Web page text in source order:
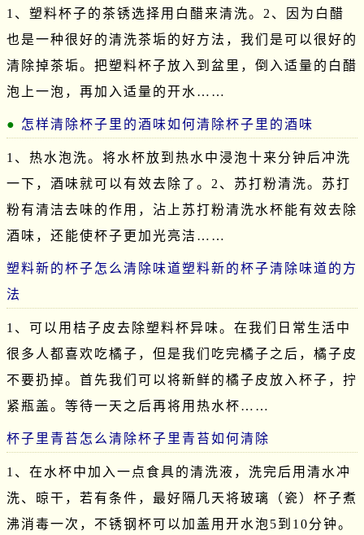
1、塑料杯子的茶锈选择用白醋来清洗。2、因为白醋
也是一种很好的清洗茶垢的好方法，我们是可以很好的
清除掉茶垢。把塑料杯子放入到盆里，倒入适量的白醋
泡上一泡，再加入适量的开水……
怎样清除杯子里的酒味如何清除杯子里的酒味
1、热水泡洗。将水杯放到热水中浸泡十来分钟后冲洗
一下，酒味就可以有效去除了。2、苏打粉清洗。苏打
粉有清洁去味的作用，沾上苏打粉清洗水杯能有效去除
酒味，还能使杯子更加光亮洁……
塑料新的杯子怎么清除味道塑料新的杯子清除味道的方
法
1、可以用桔子皮去除塑料杯异味。在我们日常生活中
很多人都喜欢吃橘子，但是我们吃完橘子之后，橘子皮
不要扔掉。首先我们可以将新鲜的橘子皮放入杯子，拧
紧瓶盖。等待一天之后再将用热水杯……
杯子里青苔怎么清除杯子里青苔如何清除
1、在水杯中加入一点食具的清洗液，洗完后用清水冲
洗、晾干，若有条件，最好隔几天将玻璃（瓷）杯子煮
沸消毒一次，不锈钢杯可以加盖用开水泡5到10分钟。